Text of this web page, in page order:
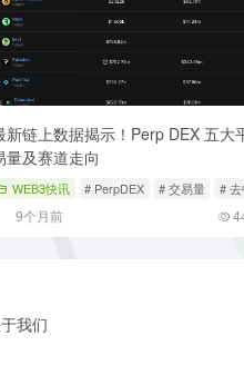
新链上数据揭示！Perp DEX 五大
量及赛道走向
WEB3快讯 # PerpDEX # 交易量 #
9个月前
我们